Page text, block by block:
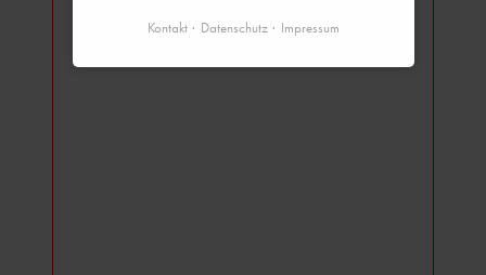
Kontakt Datenschutz Impressum